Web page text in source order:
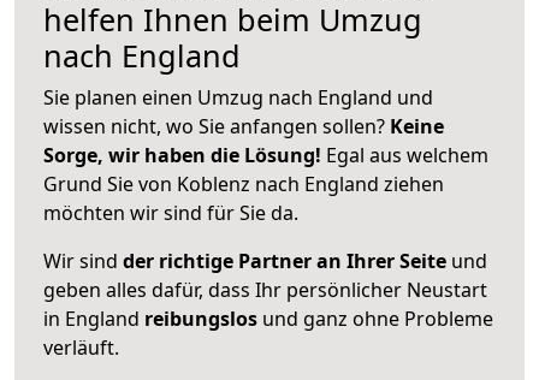
helfen Ihnen beim Umzug
nach England
Sie planen einen Umzug nach England und
wissen nicht, wo Sie anfangen sollen? Keine
Sorge, wir haben die Lösung! Egal aus welchem
Grund Sie von Koblenz nach England ziehen
möchten wir sind für Sie da.
Wir sind der richtige Partner an Ihrer Seite und
geben alles dafür, dass Ihr persönlicher Neustart
in England reibungslos und ganz ohne Probleme
verläuft.